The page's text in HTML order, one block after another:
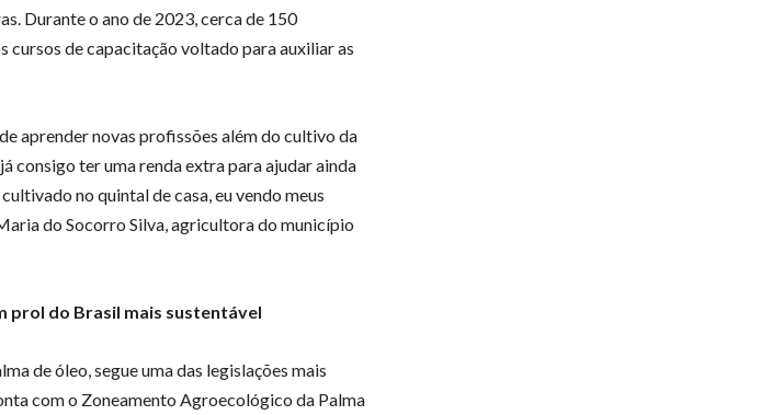
Durante o ano de 2023, cerca de 150
de capacitação voltado para auxiliar as
aprender novas profissões além do cultivo da
consigo ter uma renda extra para ajudar ainda
no quintal de casa, eu vendo meus
do Socorro Silva, agricultora do município
prol do Brasil mais sustentável
de óleo, segue uma das legislações mais
com o Zoneamento Agroecológico da Palma